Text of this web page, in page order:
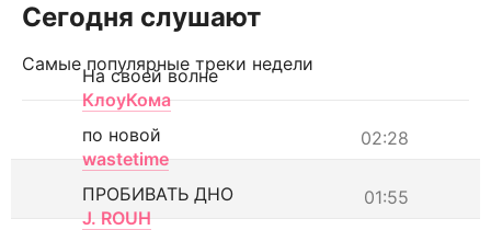
Сегодня слушают
Самые популярные треки недели
На своей волне
КлоуКома
02:28
по новой
wastetime
01:55
ПРОБИВАТЬ ДНО
J. ROUH